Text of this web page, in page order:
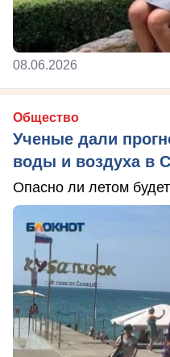
08.06.2026
Общество
Ученые дали
воды и воздуха в
Опасно ли летом